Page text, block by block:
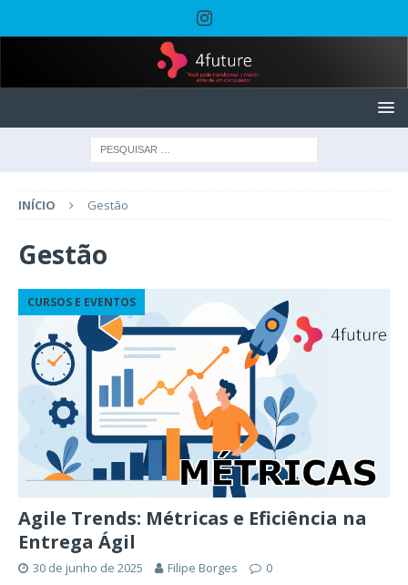
INÍCIO Gestão
Gestão
CURSOS E EVENTOS
Agile Trends: Métricas e Eficiência na
Entrega Ágil
30 de junho de 2025 Filipe Borges 0